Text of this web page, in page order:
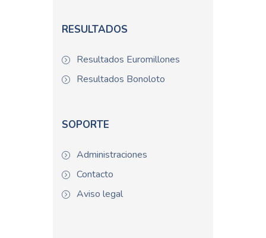
RESULTADOS
Resultados Euromillones
Resultados Bonoloto
SOPORTE
Administraciones
Contacto
Aviso legal